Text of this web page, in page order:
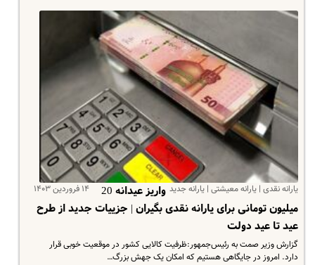
یارانه نقدی | یارانه معیشتی | یارانه جدید ۱۴ فروردین ۱۴۰۳
واریز عیدانه 20
میلیون تومانی برای یارانه نقدی بگیران | جزییات جدید از طرح
عید تا عید دولت
گزارش وزیر صمت به رئیس‌جمهور:ظرفیت کالایی کشور در موقعیت خوبی قرار
دارد. امروز در جایگاهی هستیم که امکان یک جهش بزرگ…